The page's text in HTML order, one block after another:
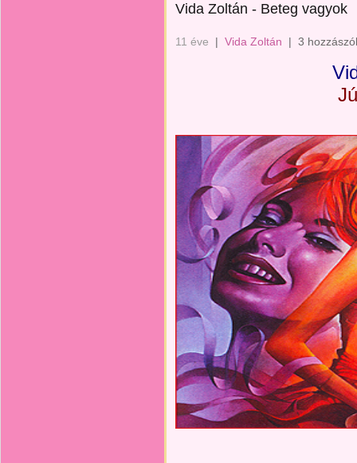
Vida Zoltán - Beteg vagyok
11 éve | Vida Zoltán | 3